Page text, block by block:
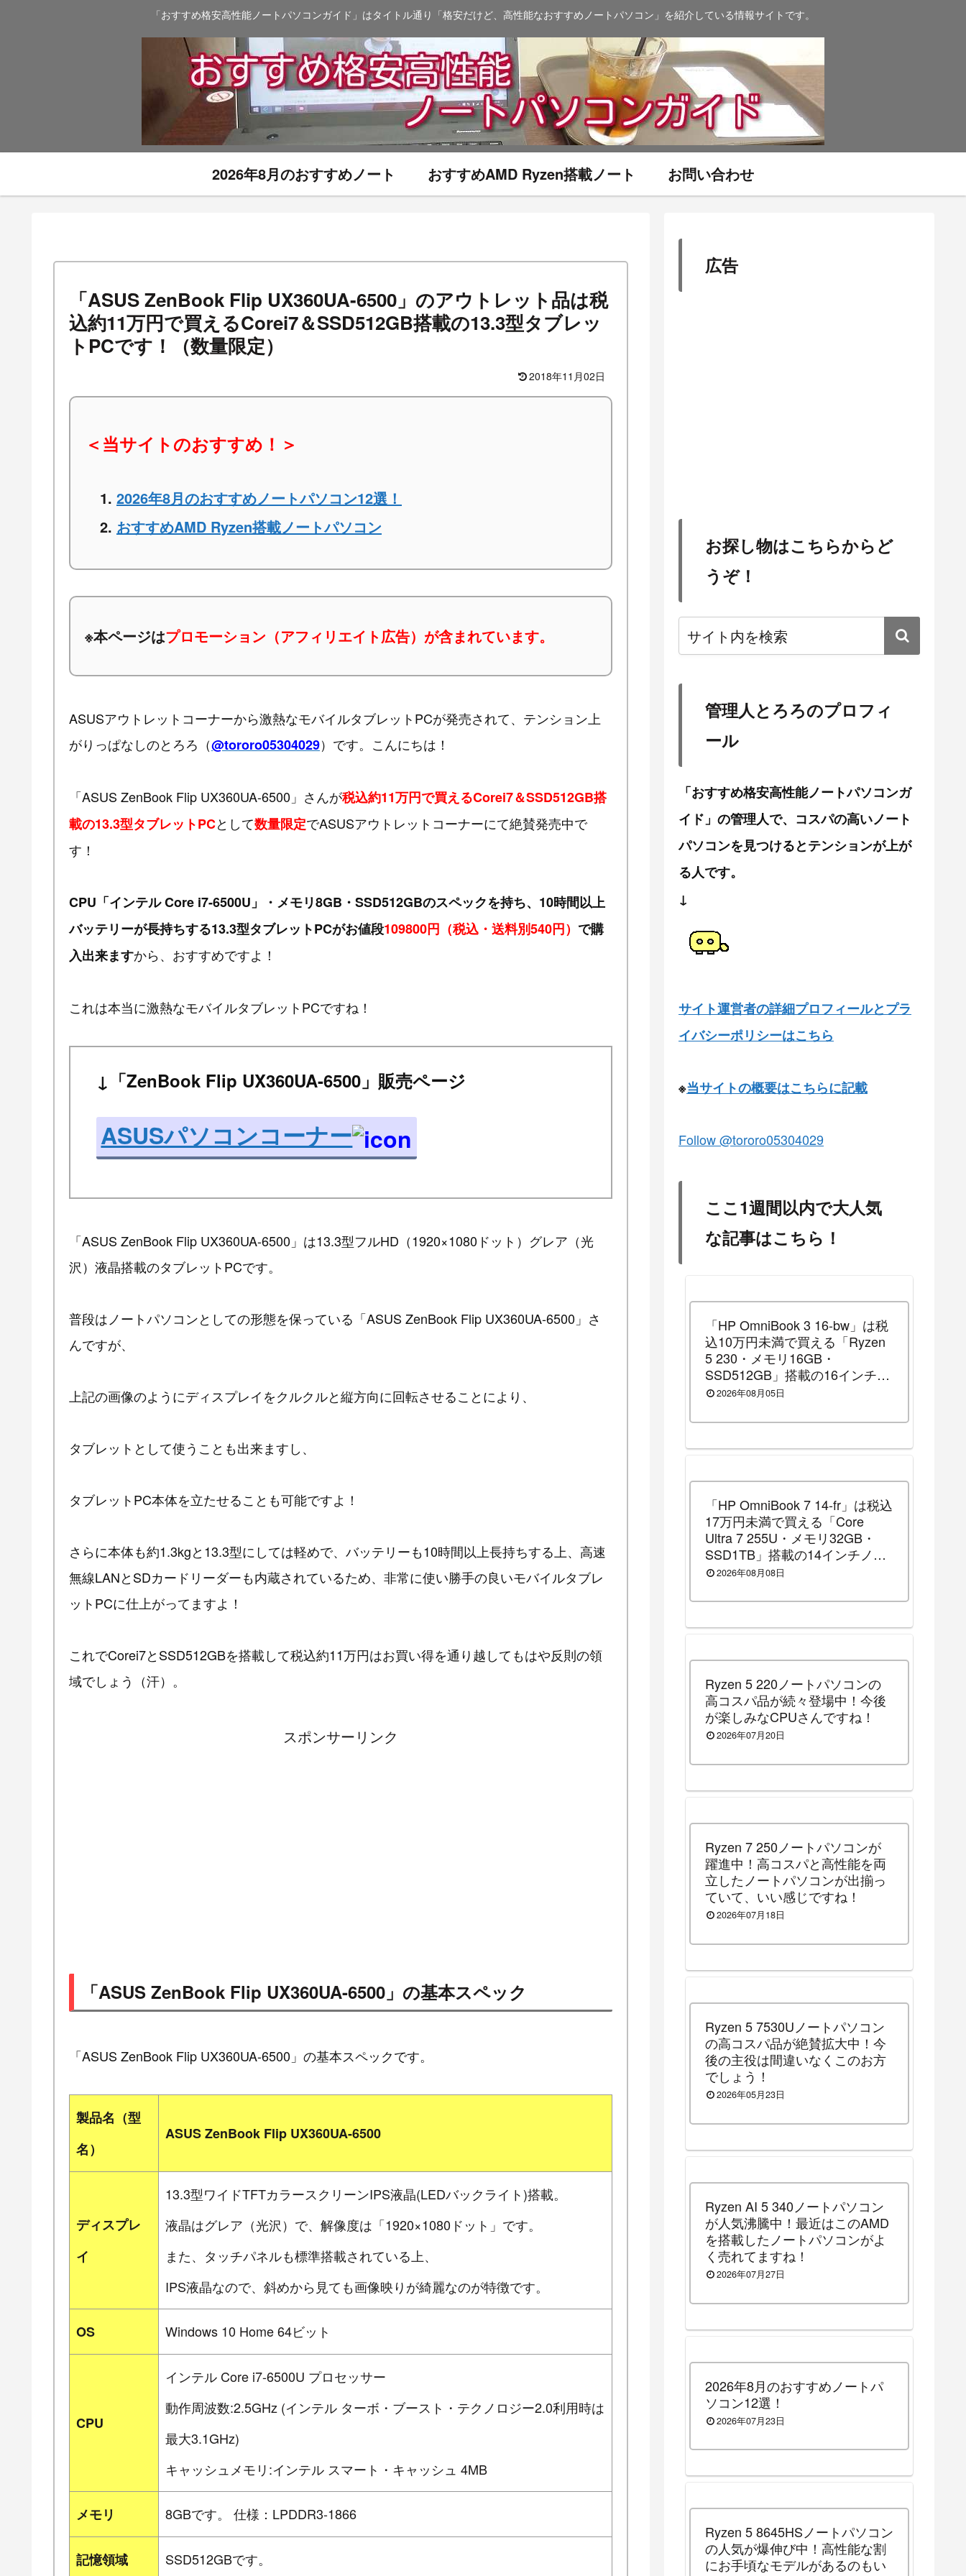
「おすすめ格安高性能ノートパソコンガイド」はタイトル通り「格安だけど、高性能なおすすめノートパソコン」を紹介している情報サイトです。
2026年8月のおすすめノート おすすめAMD Ryzen搭載ノート お問い合わせ
「ASUS ZenBook Flip UX360UA-6500」のアウトレット品は税
込約11万円で買えるCorei7＆SSD512GB搭載の13.3型タブレッ
トPCです！（数量限定）
2018年11月02日
＜当サイトのおすすめ！＞
2026年8月のおすすめノートパソコン12選！
おすすめAMD Ryzen搭載ノートパソコン
※本ページはプロモーション（アフィリエイト広告）が含まれています。
ASUSアウトレットコーナーから激熱なモバイルタブレットPCが発売されて、テンション上
がりっぱなしのとろろ（@tororo05304029）です。こんにちは！
「ASUS ZenBook Flip UX360UA-6500」さんが税込約11万円で買えるCorei7＆SSD512GB搭
載の13.3型タブレットPCとして数量限定でASUSアウトレットコーナーにて絶賛発売中で
す！
CPU「インテル Core i7-6500U」・メモリ8GB・SSD512GBのスペックを持ち、10時間以上
バッテリーが長持ちする13.3型タブレットPCがお値段109800円（税込・送料別540円） で購
入出来ますから、おすすめですよ！
これは本当に激熱なモバイルタブレットPCですね！
↓「ZenBook Flip UX360UA-6500」販売ページ
ASUSパソコンコーナー
「ASUS ZenBook Flip UX360UA-6500」は13.3型フルHD（1920×1080ドット）グレア（光
沢）液晶搭載のタブレットPCです。
普段はノートパソコンとしての形態を保っている「ASUS ZenBook Flip UX360UA-6500」さ
んですが、
上記の画像のようにディスプレイをクルクルと縦方向に回転させることにより、
タブレットとして使うことも出来ますし、
タブレットPC本体を立たせることも可能ですよ！
さらに本体も約1.3kgと13.3型にしては軽めで、バッテリーも10時間以上長持ちする上、高速
無線LANとSDカードリーダーも内蔵されているため、非常に使い勝手の良いモバイルタブレ
ットPCに仕上がってますよ！
これでCorei7とSSD512GBを搭載して税込約11万円はお買い得を通り越してもはや反則の領
域でしょう（汗）。
スポンサーリンク
「ASUS ZenBook Flip UX360UA-6500」の基本スペック
「ASUS ZenBook Flip UX360UA-6500」の基本スペックです。
製品名（型
名）
ASUS ZenBook Flip UX360UA-6500
ディスプレ
イ
13.3型ワイドTFTカラースクリーンIPS液晶(LEDバックライト)搭載。
液晶はグレア（光沢）で、解像度は「1920×1080ドット」です。
また、タッチパネルも標準搭載されている上、
IPS液晶なので、斜めから見ても画像映りが綺麗なのが特徴です。
OS Windows 10 Home 64ビット
CPU
インテル Core i7-6500U プロセッサー
動作周波数:2.5GHz (インテル ターボ・ブースト・テクノロジー2.0利用時は
最大3.1GHz)
キャッシュメモリ:インテル スマート・キャッシュ 4MB
メモリ 8GBです。 仕様：LPDDR3-1866
記憶領域 SSD512GBです。
広告
お探し物はこちらからど
うぞ！
管理人とろろのプロフィ
ール
「おすすめ格安高性能ノートパソコンガ
イド」の管理人で、コスパの高いノート
パソコンを見つけるとテンションが上が
る人です。
↓
サイト運営者の詳細プロフィールとプラ
イバシーポリシーはこちら
※当サイトの概要はこちらに記載
Follow @tororo05304029
ここ1週間以内で大人気
な記事はこちら！
「HP OmniBook 3 16-bw」は税
込10万円未満で買える「Ryzen
5 230・メモリ16GB・
SSD512GB」搭載の16インチノ
ートパソコンです！（2026年8
ル中）
2026年08月05日
「HP OmniBook 7 14-fr」は税込
17万円未満で買える「Core
Ultra 7 255U・メモリ32GB・
SSD1TB」搭載の14インチノー
トパソコンです！（2026年8月
中）
2026年08月08日
Ryzen 5 220ノートパソコンの
高コスパ品が続々登場中！今後
が楽しみなCPUさんですね！
2026年07月20日
Ryzen 7 250ノートパソコンが
躍進中！高コスパと高性能を両
立したノートパソコンが出揃っ
ていて、いい感じですね！
2026年07月18日
Ryzen 5 7530Uノートパソコン
の高コスパ品が絶賛拡大中！今
後の主役は間違いなくこのお方
でしょう！
2026年05月23日
Ryzen AI 5 340ノートパソコン
が人気沸騰中！最近はこのAMD
を搭載したノートパソコンがよ
く売れてますね！
2026年07月27日
2026年8月のおすすめノートパ
ソコン12選！
2026年07月23日
Ryzen 5 8645HSノートパソコン
の人気が爆伸び中！高性能な割
にお手頃なモデルがあるのもい